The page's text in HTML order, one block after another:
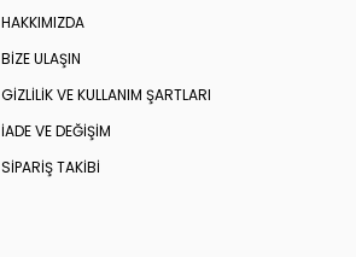
HAKKIMIZDA
BIZE ULAŞIN
GIZLILIK VE KULLANIM ŞARTLARI
İADE VE DEĞIŞIM
SIPARIŞ TAKIBI